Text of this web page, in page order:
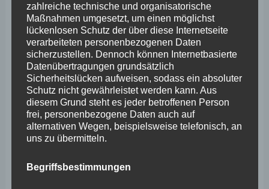
Juli 2025
Juni 2025
Mai 2025
April 2025
März 2025
Februar 2025
Januar 2025
Dezember 2024
zahlreiche technische und organisatorische
Maßnahmen umgesetzt, um einen möglichst
lückenlosen Schutz der über diese Internetseite
verarbeiteten personenbezogenen Daten
sicherzustellen. Dennoch können Internetbasierte
Datenübertragungen grundsätzlich
Sicherheitslücken aufweisen, sodass ein absoluter
Schutz nicht gewährleistet werden kann. Aus
diesem Grund steht es jeder betroffenen Person
frei, personenbezogene Daten auch auf
alternativen Wegen, beispielsweise telefonisch, an
uns zu übermitteln.
Begriffsbestimmungen